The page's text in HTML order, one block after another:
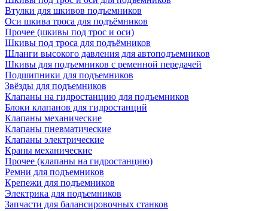
Втулки для шкивов подъемников
Оси шкива троса для подъёмников
Прочее (шкивы под трос и оси)
Шкивы под троса для подъёмников
Шланги высокого давления для автоподъемников
Шкивы для подъемников с ременной передачей
Подшипники для подъемников
Звёзды для подъемников
Клапаны на гидростанцию для подъемников
Блоки клапанов для гидростанций
Клапаны механические
Клапаны пневматические
Клапаны электрические
Краны механические
Прочее (клапаны на гидростанцию)
Ремни для подъемников
Крепежи для подъемников
Электрика для подъемников
Запчасти для балансировочных станков